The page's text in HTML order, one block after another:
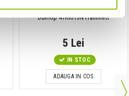
Pana de chitara
Dunlop 47RKH3N Hammett
5 Lei
IN STOC
ADAUGA IN COS